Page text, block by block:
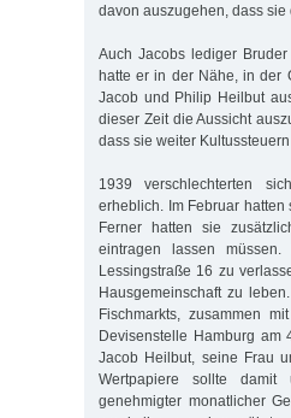
davon auszugehen, dass sie
Auch Jacobs lediger
hatte er in der Nähe, in der
Jacob und Philip Heilbut
dieser Zeit die Aussicht
dass sie weiter Kultussteuern
1939 verschlechterten
erheblich. Im Februar
Ferner hatten sie
eintragen lassen
Lessingstraße 16 zu
Hausgemeinschaft zu
Fischmarkts, zusammen
Devisenstelle Hamburg am
Jacob Heilbut, seine Frau
Wertpapiere sollte
genehmigter monatlicher